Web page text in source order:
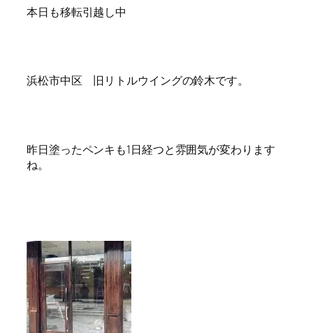
本日も移転引越し中
浜松市中区 旧リトルウイングの鈴木です。
昨日塗ったペンキも1日経つと雰囲気が変わります
ね。